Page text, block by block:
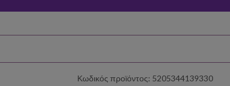
Κωδικός προϊόντος: 5205344139330